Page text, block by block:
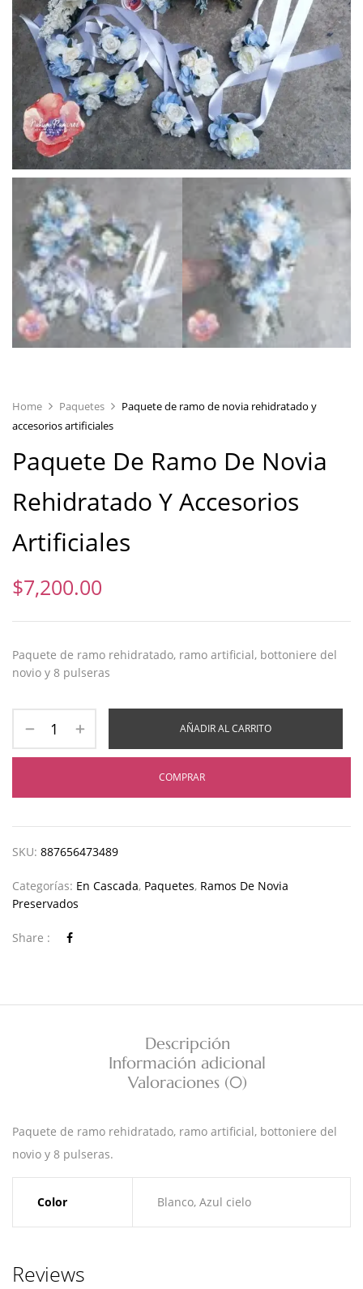
Home Paquetes
Paquete de ramo de novia rehidratado y
accesorios artificiales
Paquete De Ramo De Novia
Rehidratado Y Accesorios
Artificiales
$7,200.00
Paquete de ramo rehidratado, ramo artificial, bottoniere del
novio y 8 pulseras
AÑADIR AL CARRITO
COMPRAR
SKU: 887656473489
Categorías: En Cascada, Paquetes, Ramos De Novia
Preservados
Share :
Descripción
Información adicional
Valoraciones (0)
Paquete de ramo rehidratado, ramo artificial, bottoniere del
novio y 8 pulseras.
Color Blanco, Azul cielo
Reviews